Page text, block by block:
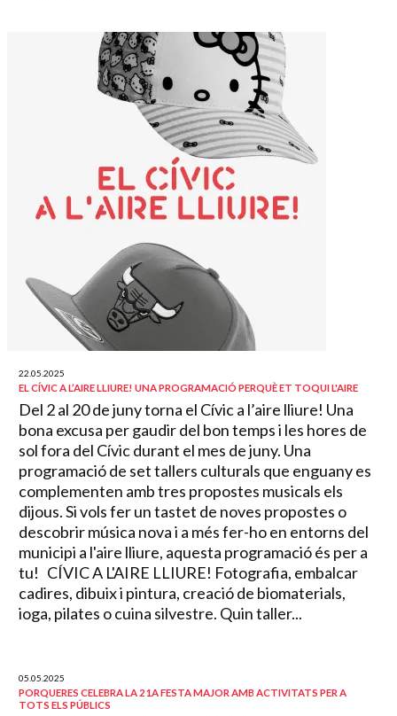
22.05.2025
EL CÍVIC A L’AIRE LLIURE! UNA PROGRAMACIÓ PERQUÈ ET TOQUI L'AIRE
Del 2 al 20 de juny torna el Cívic a l’aire lliure! Una
bona excusa per gaudir del bon temps i les hores de
sol fora del Cívic durant el mes de juny. Una
programació de set tallers culturals que enguany es
complementen amb tres propostes musicals els
dijous. Si vols fer un tastet de noves propostes o
descobrir música nova i a més fer-ho en entorns del
municipi a l'aire lliure, aquesta programació és per a
tu! CÍVIC A L'AIRE LLIURE! Fotografia, embalcar
cadires, dibuix i pintura, creació de biomaterials,
ioga, pilates o cuina silvestre. Quin taller...
05.05.2025
PORQUERES CELEBRA LA 21A FESTA MAJOR AMB ACTIVITATS PER A
TOTS ELS PÚBLICS